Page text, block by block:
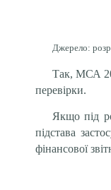
Джерело:
Так, МСА
перевірки.
Якщо під
підстава
фінансової